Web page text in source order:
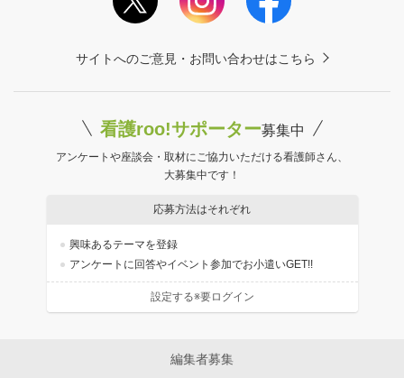
サイトへのご意見・お問い合わせはこちら
看護roo!サポーター募集中
アンケートや座談会・取材にご協力いただける看護師さん、
大募集中です！
応募方法はそれぞれ
興味あるテーマを登録
アンケートに回答やイベント参加でお小遣いGET!!
設定する※要ログイン
編集者募集